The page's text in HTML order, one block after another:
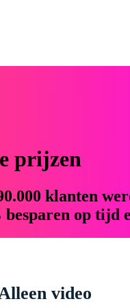
prijzen
klanten
op tijd
video